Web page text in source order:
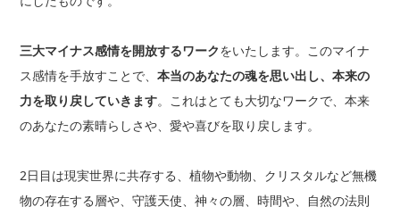
三大マイナス感情を開放するワークをいたします。このマイナ
ス感情を手放すことで、 本当のあなたの魂を思い出し、本来の
力を取り戻していきます。これはとても大切なワークで、本来
のあなたの素晴らしさや、愛や喜びを取り戻します。
2日目は現実世界に共存する、植物や動物、クリスタルなど無機
物の存在する層や、守護天使、神々の層、時間や、自然の法則